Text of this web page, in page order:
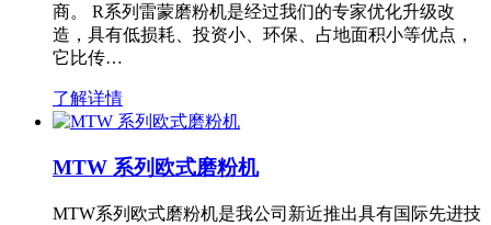
商。 R系列雷蒙磨粉机是经过我们的专家优化升级改
造，具有低损耗、投资小、环保、占地面积小等优点，
它比传…
了解详情
MTW 系列欧式磨粉机
MTW系列欧式磨粉机是我公司新近推出具有国际先进技